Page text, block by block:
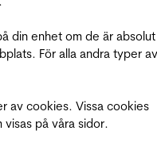
din enhet om de är absolut
För alla andra typer av
av cookies. Vissa cookies
på våra sidor.